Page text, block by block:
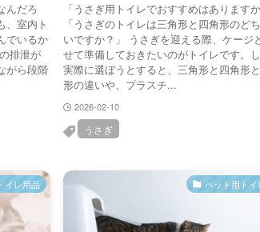
んだろ
、室内ト
でいるか
排泄が
がら段階
「うさぎ用トイレでおすすめはありますか
「うさぎのトイレは三角形と四角形のど
いですか？」 うさぎを迎える際、ケージ
せて準備しておきたいのがトイレです。し
実際に選ぼうとすると、三角形と四角形
形の違いや、プラスチ...
2026-02-10
うさぎ
イレ用品 ペット用トイ